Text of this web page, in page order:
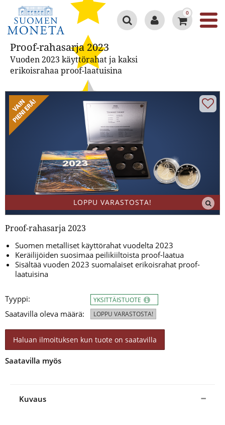
Google 4.3/5
0
Proof-rahasarja 2023
Vuoden 2023 käyttörahat ja kaksi
erikoisrahaa proof-laatuisina
LOPPU VARASTOSTA!
Proof-rahasarja 2023
Suomen metalliset käyttörahat vuodelta 2023
Keräilijöiden suosimaa peilikiiltoista proof-laatua
Sisältää vuoden 2023 suomalaiset erikoisrahat proof-
laatuisina
Tyyppi:
Saatavilla oleva määrä:
YKSITTÄISTUOTE
LOPPU VARASTOSTA!
Haluan ilmoituksen kun tuote on saatavilla
Saatavilla myös
Kuvaus
Proof-rahasarja 2023